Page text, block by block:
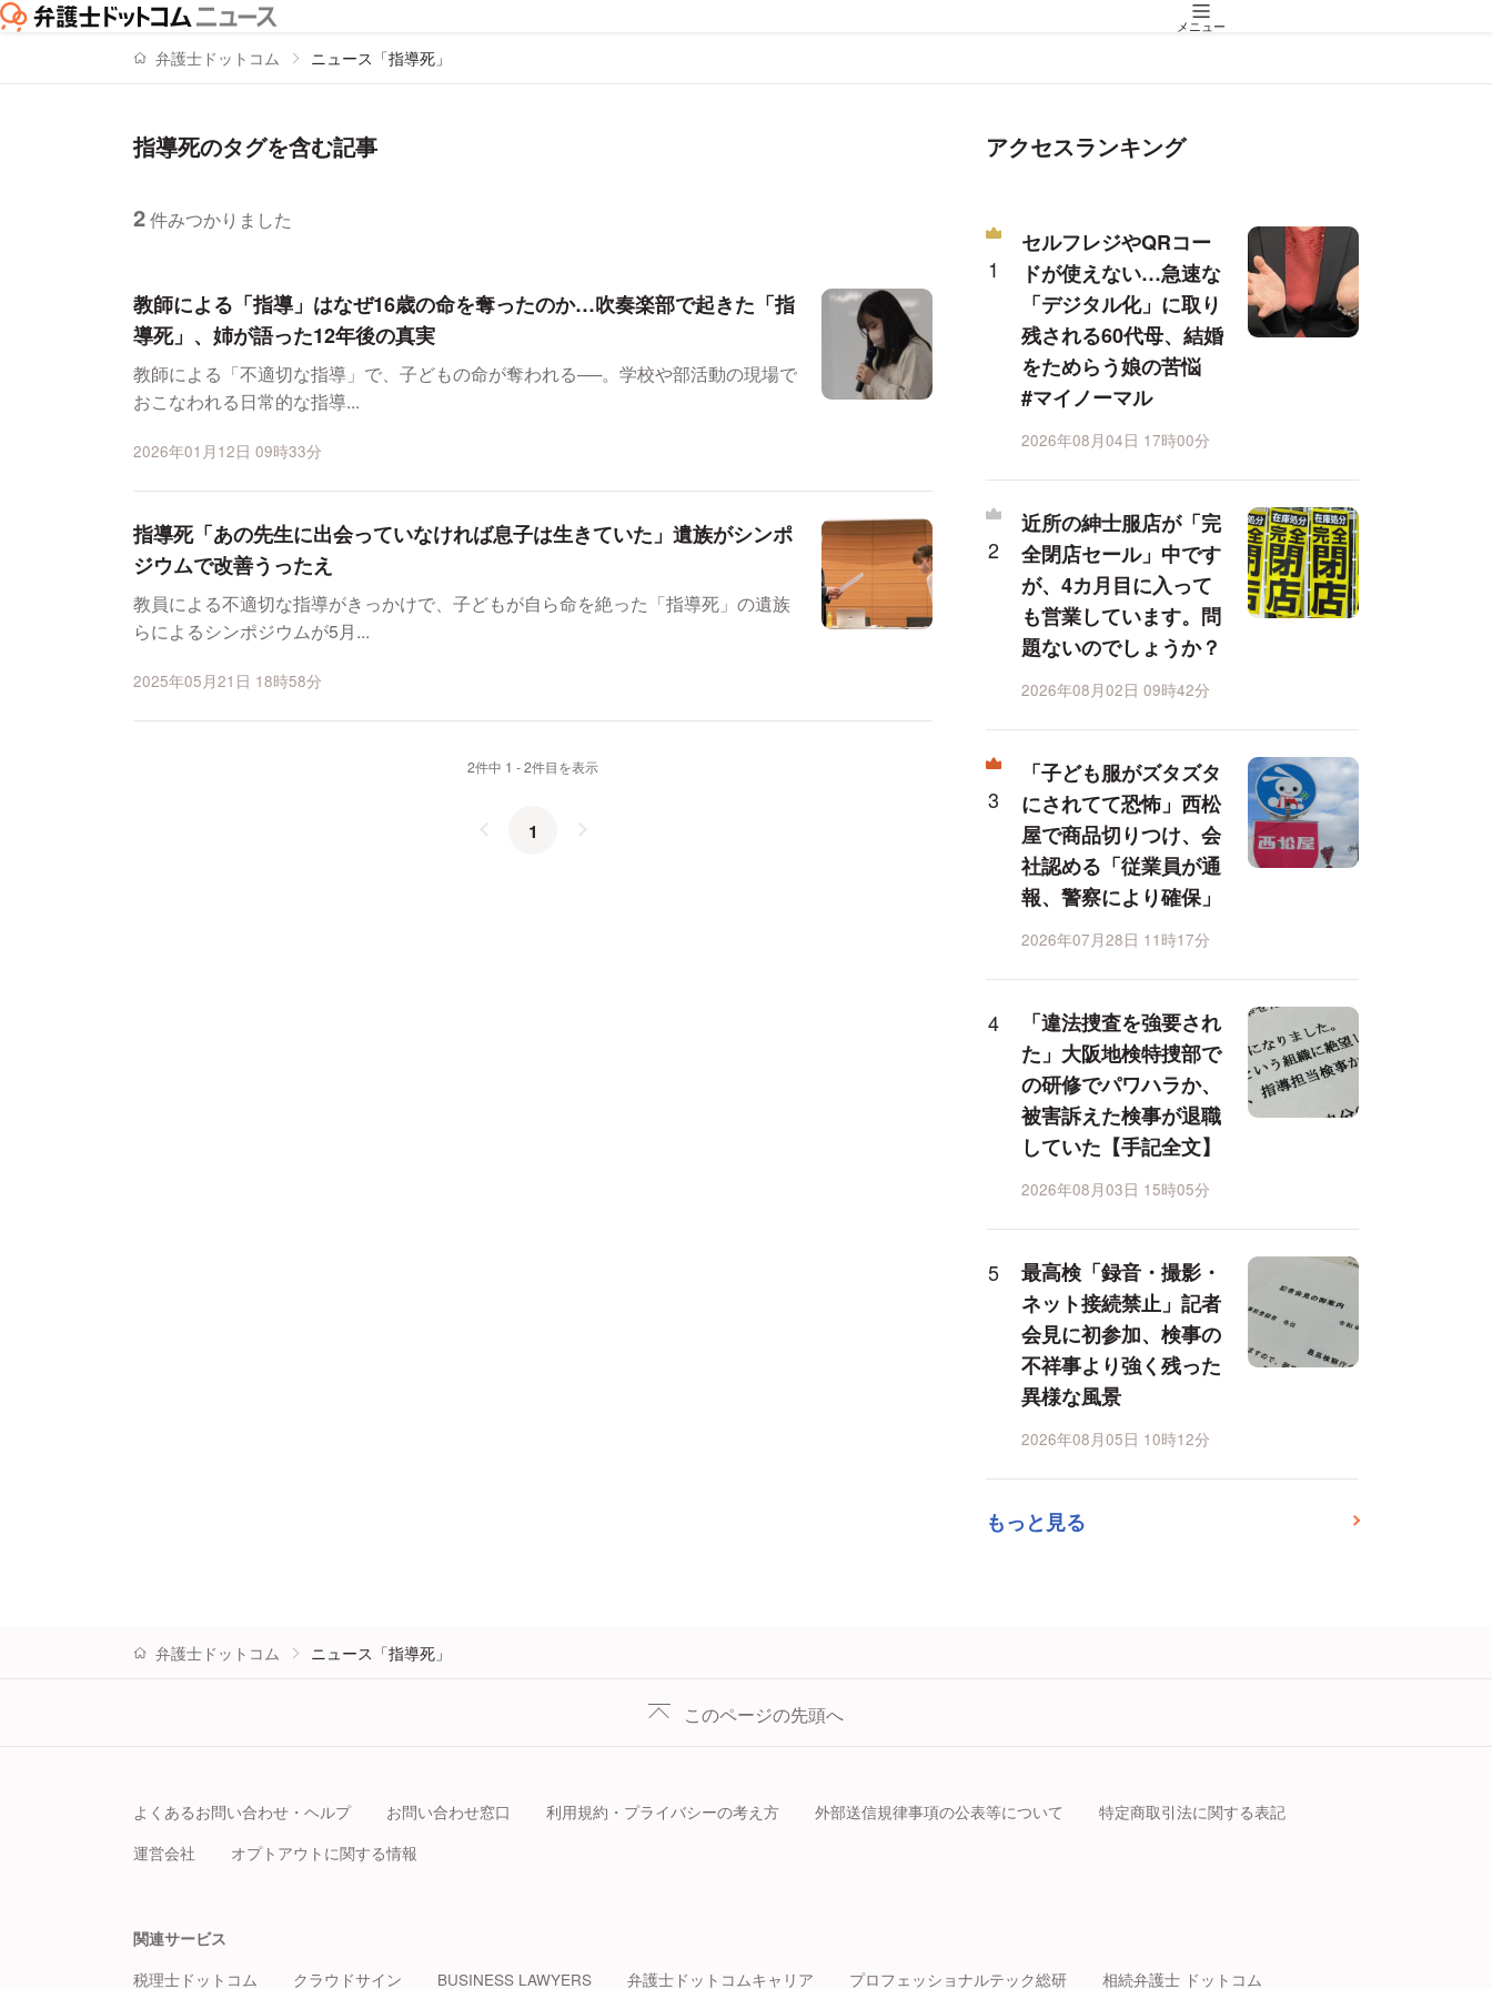
メニュー
弁護士ドットコム ニュース「指導死」
指導死のタグを含む記事
2件みつかりました
教師による「指導」はなぜ16歳の命を奪ったのか…吹奏楽部で起きた「指
導死」、姉が語った12年後の真実
教師による「不適切な指導」で、子どもの命が奪われる──。学校や部活動の現場で
おこなわれる日常的な指導...
2026年01月12日 09時33分
指導死「あの先生に出会っていなければ息子は生きていた」遺族がシンポ
ジウムで改善うったえ
教員による不適切な指導がきっかけで、子どもが自ら命を絶った「指導死」の遺族
らによるシンポジウムが5月...
2025年05月21日 18時58分
2件中 1 - 2件目を表示
1
アクセスランキング
セルフレジやQRコー
ドが使えない…急速な
「デジタル化」に取り
残される60代母、結婚
をためらう娘の苦悩
#マイノーマル
2026年08月04日 17時00分
近所の紳士服店が「完
全閉店セール」中です
が、4カ月目に入って
も営業しています。問
題ないのでしょうか？
2026年08月02日 09時42分
「子ども服がズタズタ
にされてて恐怖」西松
屋で商品切りつけ、会
社認める「従業員が通
報、警察により確保」
2026年07月28日 11時17分
「違法捜査を強要され
た」大阪地検特捜部で
の研修でパワハラか、
被害訴えた検事が退職
していた【手記全文】
2026年08月03日 15時05分
最高検「録音・撮影・
ネット接続禁止」記者
会見に初参加、検事の
不祥事より強く残った
異様な風景
2026年08月05日 10時12分
もっと見る
弁護士ドットコム ニュース「指導死」
このページの先頭へ
よくあるお問い合わせ・ヘルプ お問い合わせ窓口 利用規約・プライバシーの考え方 外部送信規律事項の公表等について
特定商取引法に関する表記
運営会社
オプトアウトに関する情報
関連サービス
税理士ドットコム
クラウドサイン BUSINESS LAWYERS 弁護士ドットコムキャリア プロフェッショナルテック総研 相続弁護士 ドットコム